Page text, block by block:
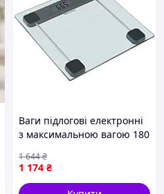
Ваги підлогові електронні
з максимальною вагою 180
1 174 ₴
1 644₴